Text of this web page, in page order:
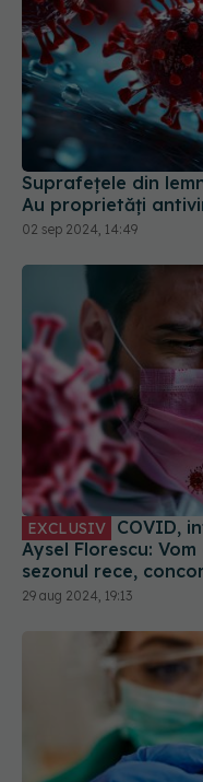
Suprafețele din
Au proprietăți
02 sep 2024, 14:49
EXCLUSIV
Aysel Florescu:
sezonul rece,
29 aug 2024, 19:13